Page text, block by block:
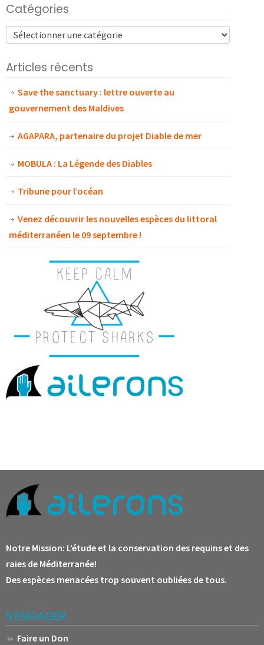
Catégories
Articles récents
Save the sanctuary : lettre ouverte au
gouvernement des Maldives
AGAPARA, partenaire du projet Diable de mer
MOBULA : La Légende des Diables
Tribune pour l’océan
Venez découvrir les nouvelles espèces du littoral
méditerranéen le 09 septembre !
Notre Mission: L’étude et la conservation des requins et des
raies de Méditerranée!
Des espèces menacées trop souvent oubliées de tous.
S’ENGAGER
Faire un Don